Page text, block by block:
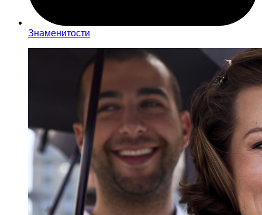
Знаменитости